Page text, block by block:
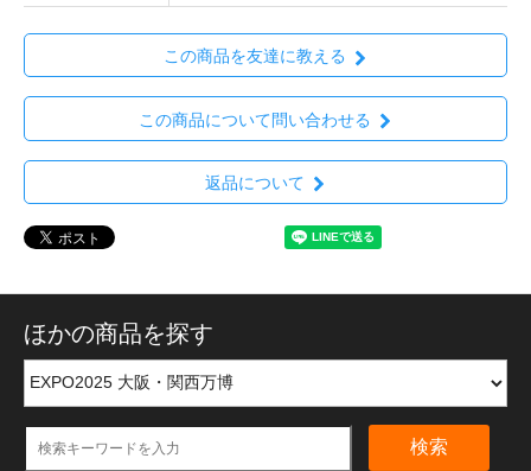
この商品を友達に教える
この商品について問い合わせる
返品について
ほかの商品を探す
検索